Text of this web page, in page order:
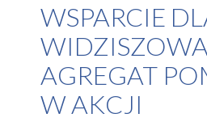
WSPARCIE
AGREGAT
W AKCJI